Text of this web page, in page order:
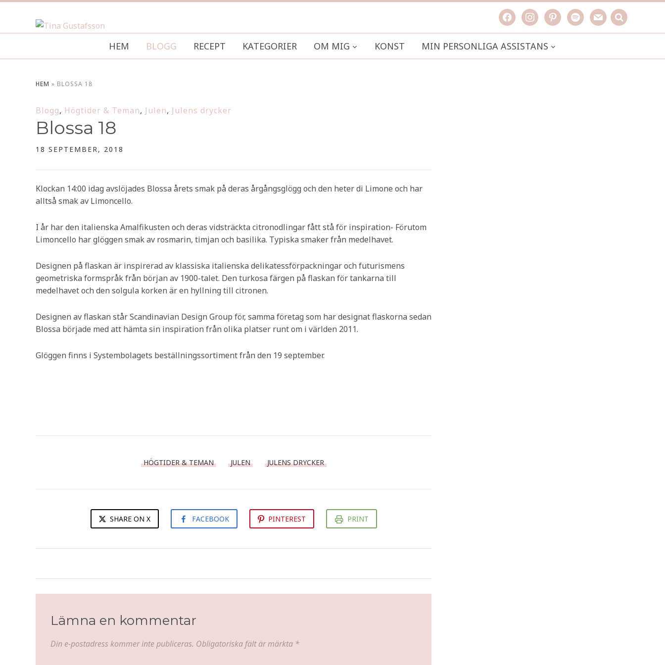
facebookinstagrampinterestspotifymail search
HEM BLOGG RECEPT KATEGORIER OM MIG KONST MIN PERSONLIGA ASSISTANS
HEM » BLOSSA 18
Blogg, Högtider & Teman, Julen, Julens drycker
Blossa 18
18 SEPTEMBER, 2018
Klockan 14:00 idag avslöjades Blossa årets smak på deras årgångsglögg och den heter di Limone och har
alltså smak av Limoncello.
I år har den italienska Amalfikusten och deras vidsträckta citronodlingar fått stå för inspiration- Förutom
Limoncello har glöggen smak av rosmarin, timjan och basilika. Typiska smaker från medelhavet.
Designen på flaskan är inspirerad av klassiska italienska delikatessförpackningar och futurismens
geometriska formspråk från början av 1900-talet. Den turkosa färgen på flaskan för tankarna till
medelhavet och den solgula korken är en hyllning till citronen.
Designen av flaskan står Scandinavian Design Group för, samma företag som har designat flaskorna sedan
Blossa började med att hämta sin inspiration från olika platser runt om i världen 2011.
Glöggen finns i Systembolagets beställningssortiment från den 19 september.
HÖGTIDER & TEMAN JULEN JULENS DRYCKER
SHARE ON X FACEBOOK PINTEREST PRINT
stenbitsrom och dill
Lämna en kommentar
Din e-postadress kommer inte publiceras. Obligatoriska fält är märkta *